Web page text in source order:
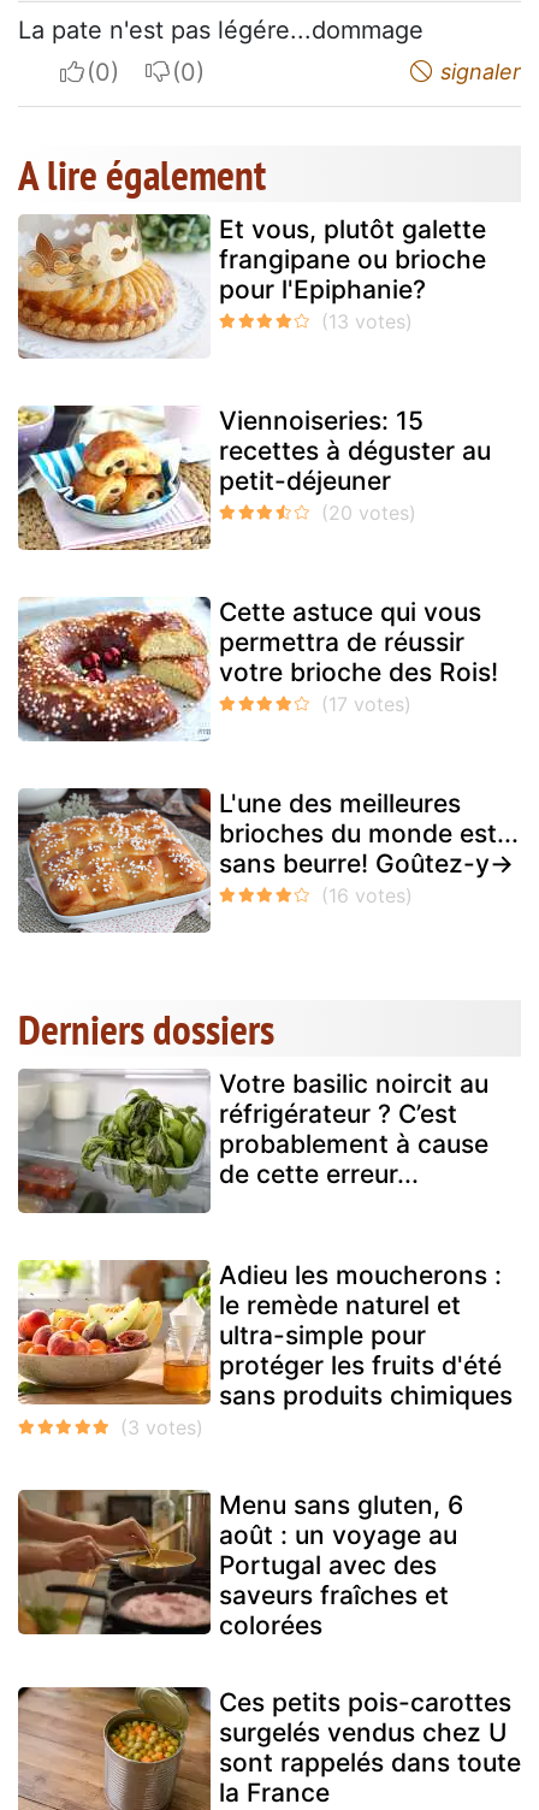
La pate n'est pas légére...dommage
I apreciateI do not appreciate signaler
A lire également
Et vous, plutôt galette
frangipane ou brioche
pour l'Epiphanie?
Viennoiseries: 15
recettes à déguster au
petit-déjeuner
Cette astuce qui vous
permettra de réussir
votre brioche des Rois!
L'une des meilleures
brioches du monde est...
sans beurre! Goûtez-y→
Derniers dossiers
Votre basilic noircit au
réfrigérateur ? C’est
probablement à cause
de cette erreur...
Adieu les moucherons :
le remède naturel et
ultra-simple pour
protéger les fruits d'été
sans produits chimiques
Menu sans gluten, 6
août : un voyage au
Portugal avec des
saveurs fraîches et
colorées
Ces petits pois-carottes
surgelés vendus chez U
sont rappelés dans toute
la France